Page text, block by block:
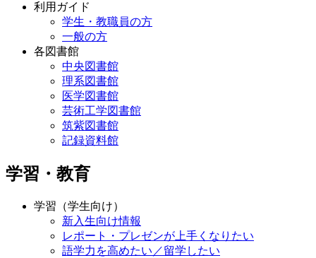
利用ガイド
学生・教職員の方
一般の方
各図書館
中央図書館
理系図書館
医学図書館
芸術工学図書館
筑紫図書館
記録資料館
学習・教育
学習（学生向け）
新入生向け情報
レポート・プレゼンが上手くなりたい
語学力を高めたい／留学したい